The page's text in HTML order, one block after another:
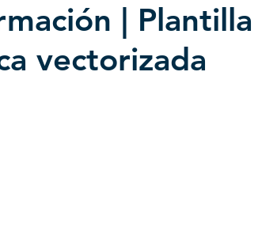
|
vectorizada